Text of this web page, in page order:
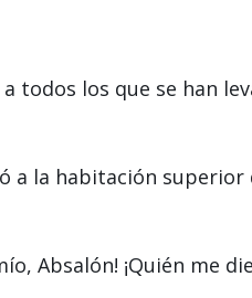
todos los que se han
a la habitación
Absalón! ¡Quién me